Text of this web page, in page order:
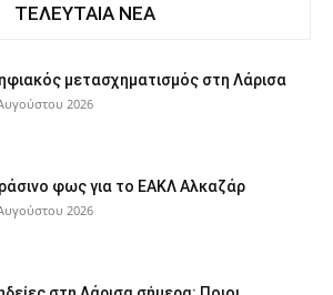
ΤΕΛΕΥΤΑΙΑ ΝΕΑ
μετασχηματισμός στη Λάρισα
2026
φως για το ΕΑΚΛ Αλκαζάρ
2026